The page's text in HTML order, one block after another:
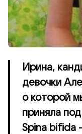
Ирина,
девочки
о которой
приняла
Spina bifida